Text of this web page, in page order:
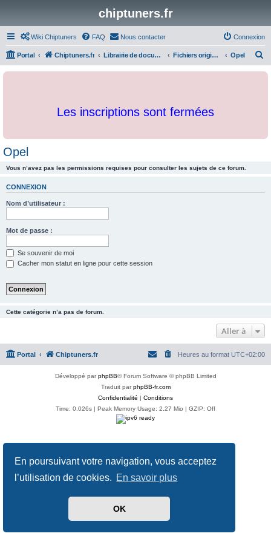
En poursuivant votre navigation, vous acceptez
l’utilisation de cookies. En savoir plus
OK
chiptuners.fr
Wiki Chiptuners FAQ Nous contacter Connexion
Portal Chiptuners.fr Librairie de documents et originaux Fichiers originaux Opel
c
Les inscriptions sont fermées
Opel
Vous n’avez pas les permissions requises pour consulter les sujets de ce forum.
CONNEXION
Nom d’utilisateur :
Mot de passe :
Se souvenir de moi
Cacher mon statut en ligne pour cette session
Cette catégorie n’a pas de forum.
Aller à
Portal Chiptuners.fr Heures au format UTC+02:00
Développé parphpBB® Forum Software © phpBB Limited
Traduit parphpBB-fr.com
Confidentialité | Conditions
Time: 0.026s | Peak Memory Usage: 2.27 Mio | GZIP: Off